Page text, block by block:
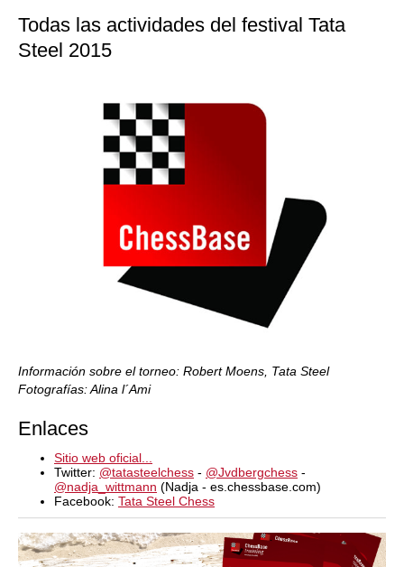
Todas las actividades del festival Tata
Steel 2015
Información sobre el torneo: Robert Moens, Tata Steel
Fotografías: Alina l´Ami
Enlaces
Sitio web oficial...
Twitter: @tatasteelchess - @Jvdbergchess -
@nadja_wittmann (Nadja - es.chessbase.com)
Facebook: Tata Steel Chess